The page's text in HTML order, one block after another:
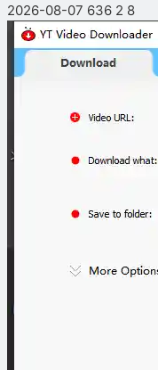
2026-08-07 636 2 8